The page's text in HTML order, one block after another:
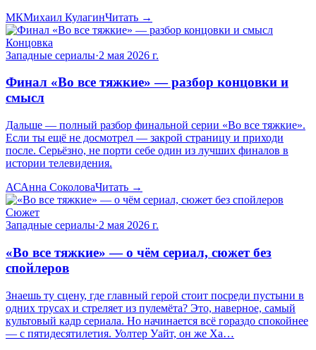
МКМихаил КулагинЧитать →
Концовка
Западные сериалы·2 мая 2026 г.
Финал «Во все тяжкие» — разбор концовки и
смысл
Дальше — полный разбор финальной серии «Во все тяжкие».
Если ты ещё не досмотрел — закрой страницу и приходи
после. Серьёзно, не порти себе один из лучших финалов в
истории телевидения.
АСАнна СоколоваЧитать →
Сюжет
Западные сериалы·2 мая 2026 г.
«Во все тяжкие» — о чём сериал, сюжет без
спойлеров
Знаешь ту сцену, где главный герой стоит посреди пустыни в
одних трусах и стреляет из пулемёта? Это, наверное, самый
культовый кадр сериала. Но начинается всё гораздо спокойнее
— с пятидесятилетия. Уолтер Уайт, он же Ха…